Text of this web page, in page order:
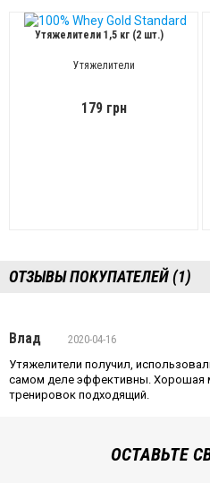
Утяжелители 1,5 кг (2 шт.)
Утяжелители
179 грн
ОТЗЫВЫ ПОКУПАТЕЛЕЙ (1)
Влад
2020-04-16
Утяжелители получил,
самом деле эффективны. Хорошая
тренировок подходящий.
ОСТАВЬТЕ